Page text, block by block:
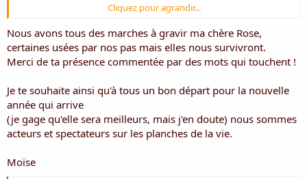
Bien à toi
Rose ***
Cliquez pour agrandir...
Nous avons tous des marches à gravir ma chère Rose,
certaines usées par nos pas mais elles nous survivront.
Merci de ta présence commentée par des mots qui touchent !
Je te souhaite ainsi qu'à tous un bon départ pour la nouvelle
année qui arrive
(je gage qu'elle sera meilleurs, mais j'en doute) nous sommes
acteurs et spectateurs sur les planches de la vie.
Moïse